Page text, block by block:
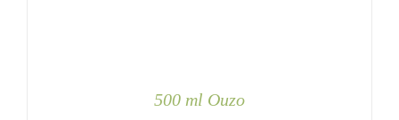
500 ml Ouzo